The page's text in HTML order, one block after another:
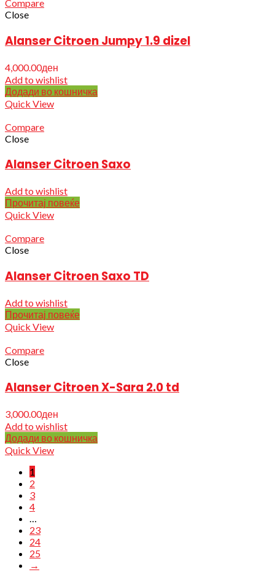
Compare
Close
Alanser Citroen Jumpy 1.9 dizel
4,000.00ден
Add to wishlist
Додади во кошничка
Quick View
Compare
Close
Alanser Citroen Saxo
Add to wishlist
Прочитај повеќе
Quick View
Compare
Close
Alanser Citroen Saxo TD
Add to wishlist
Прочитај повеќе
Quick View
Compare
Close
Alanser Citroen X-Sara 2.0 td
3,000.00ден
Add to wishlist
Додади во кошничка
Quick View
1
2
3
4
…
23
24
25
→